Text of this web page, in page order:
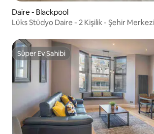
Daire - Blackpool
Lüks Stüdyo Daire - 2 Kişilik - Şehir Merkezi
Süper Ev Sahibi
Süper Ev Sahibi